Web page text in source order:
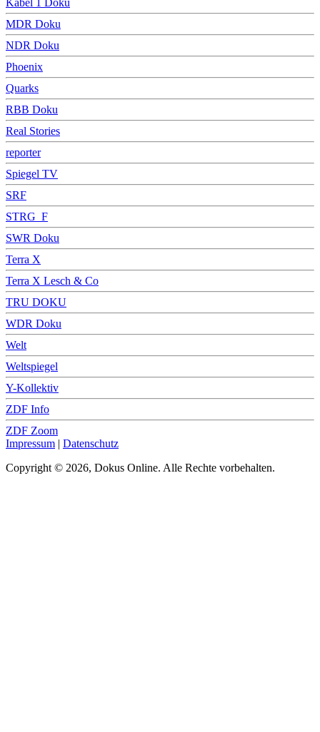
MDR Doku
NDR Doku
Phoenix
Quarks
RBB Doku
Real Stories
reporter
Spiegel TV
SRF
STRG_F
SWR Doku
Terra X
Terra X Lesch & Co
TRU DOKU
WDR Doku
Welt
Weltspiegel
Y-Kollektiv
ZDF Info
ZDF Zoom
Impressum | Datenschutz
Copyright © 2026, Dokus Online. Alle Rechte vorbehalten.